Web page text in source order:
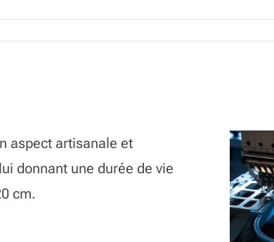
aspect artisanale et
donnant une durée de vie
cm.